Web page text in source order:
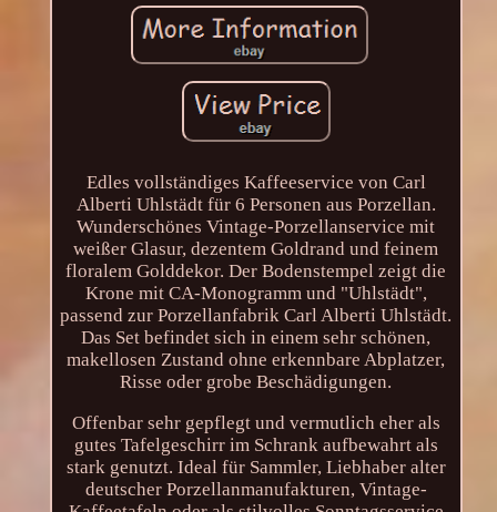
Edles vollständiges Kaffeeservice von Carl
Alberti Uhlstädt für 6 Personen aus Porzellan.
Wunderschönes Vintage-Porzellanservice mit
weißer Glasur, dezentem Goldrand und feinem
floralem Golddekor. Der Bodenstempel zeigt die
Krone mit CA-Monogramm und "Uhlstädt",
passend zur Porzellanfabrik Carl Alberti Uhlstädt.
Das Set befindet sich in einem sehr schönen,
makellosen Zustand ohne erkennbare Abplatzer,
Risse oder grobe Beschädigungen.
Offenbar sehr gepflegt und vermutlich eher als
gutes Tafelgeschirr im Schrank aufbewahrt als
stark genutzt. Ideal für Sammler, Liebhaber alter
deutscher Porzellanmanufakturen, Vintage-